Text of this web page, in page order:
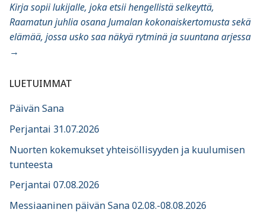
Kirja sopii lukijalle, joka etsii hengellistä selkeyttä,
Raamatun juhlia osana Jumalan kokonaiskertomusta sekä
elämää, jossa usko saa näkyä rytminä ja suuntana arjessa
→
LUETUIMMAT
Päivän Sana
Perjantai 31.07.2026
Nuorten kokemukset yhteisöllisyyden ja kuulumisen
tunteesta
Perjantai 07.08.2026
Messiaaninen päivän Sana 02.08.-08.08.2026